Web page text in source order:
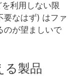
利用しない限
要なはず) はファ
のが望ましいで
る製品